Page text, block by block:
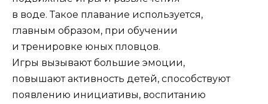
в воде. Такое плавание используется,
главным образом, при обучении
и тренировке юных пловцов.
Игры вызывают большие эмоции,
повышают активность детей, способствуют
появлению инициативы, воспитанию